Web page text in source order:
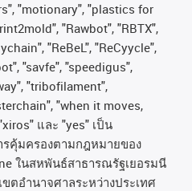
"motionary", "plastics for
"Rawbot", "RBTX",
"ReBeL", "ReCyycle",
"savfe", "speedigus",
"tribofilament",
"when it moves,
และ "yes" เป็น
รคุ้มครองตามกฎหมายของ
ในสหพันธ์สาธารณรัฐเยอรมนี
ตอํานาจศาลระหว่างประเทศ